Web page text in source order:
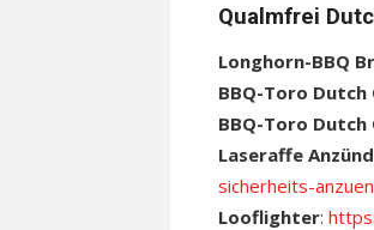
Qualmfrei
Longhorn-BBQ
BBQ-Toro Dutch
BBQ-Toro Dutch
Laseraffe
sicherheits-
Looflighter: